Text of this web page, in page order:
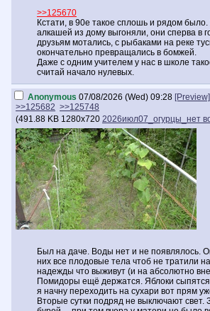
>>125670
Кстати, в 90е такое сплошь и рядом
алкашей из дому выгоняли, они сперва в
друзьям мотались, с рыбаками на реке
окончательно превращались в бомжей.
Даже с одним учителем у нас в школе
считай начало нулевых.
Anonymous 07/08/2026 (Wed) 09:28 [Preview]
>>125682 >>125748
(491.88 KB 1280x720 2026июл07_огурцы_нет
Был на даче. Воды нет и не появлялось.
них все плодовые тела чтоб не тратили
надежды что выживут (и на абсолютно
Помидоры ещё держатся. Яблоки
я начну переходить на сухари вот прям
Вторые сутки подряд не выключают свет.